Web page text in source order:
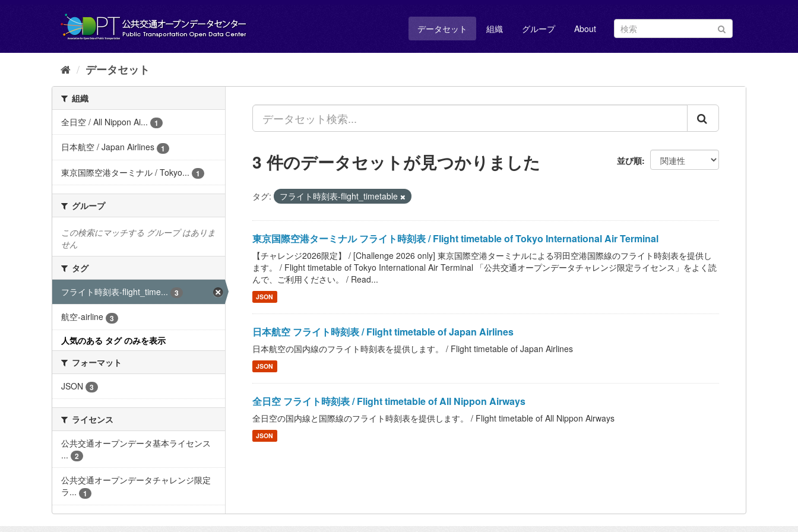
し
データセット 組織 グループ About
データセット
組織
全日空 / All Nippon Ai...
1
日本航空 / Japan Airlines 1
東京国際空港ターミナル / Tokyo... 1
グループ
この検索にマッチする グループ はありま
せん
タグ
フライト時刻表-flight_time...
3
航空-airline 3
人気のある タグ のみを表示
フォーマット
JSON
3
ライセンス
公共交通オープンデータ基本ライセンス
...
2
公共交通オープンデータチャレンジ限定
ラ...
1
並び順
3 件のデータセットが見つかりました
タグ: フライト時刻表-flight_timetable
東京国際空港ターミナル フライト時刻表 / Flight timetable of Tokyo International Air Terminal
【チャレンジ2026限定】 / [Challenge 2026 only] 東京国際空港ターミナルによる羽田空港国際線のフライト時刻表を提供し
ます。 / Flight timetable of Tokyo International Air Terminal 「公共交通オープンデータチャレンジ限定ライセンス」をよく読
んで、ご利用ください。 / Read...
JSON
日本航空 フライト時刻表 / Flight timetable of Japan Airlines
日本航空の国内線のフライト時刻表を提供します。 / Flight timetable of Japan Airlines
JSON
全日空 フライト時刻表 / Flight timetable of All Nippon Airways
全日空の国内線と国際線のフライト時刻表を提供します。 / Flight timetable of All Nippon Airways
JSON